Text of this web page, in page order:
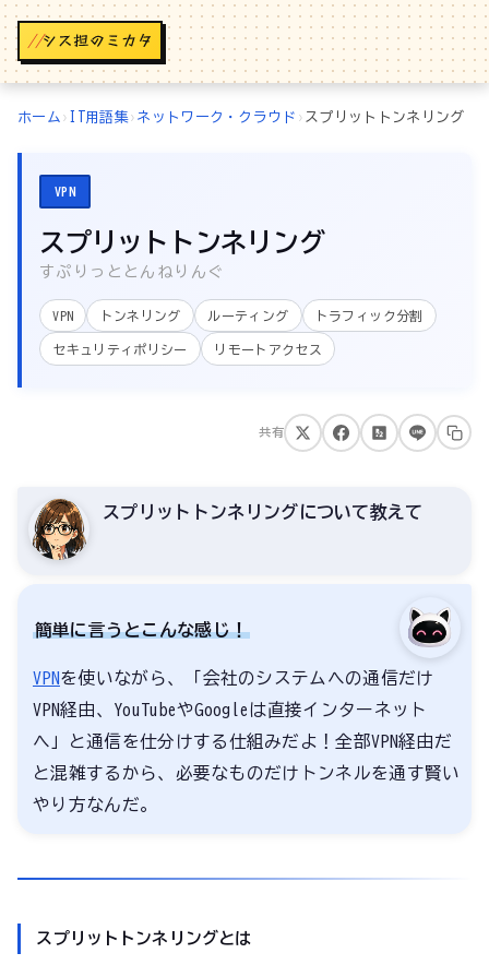
//
ホーム › IT用語集› ネットワーク・クラウド › スプリットトンネリング
VPN
スプリットトンネリング
すぷりっととんねりんぐ
VPN トンネリング ルーティング トラフィック分割
セキュリティポリシー リモートアクセス
共有
スプリットトンネリングについて教えて
簡単に言うとこんな感じ！
VPNを使いながら、「会社のシステムへの通信だけ
VPN経由、YouTubeやGoogleは直接インターネット
へ」と通信を仕分けする仕組みだよ！全部VPN経由だ
と混雑するから、必要なものだけトンネルを通す賢い
やり方なんだ。
スプリットトンネリングとは